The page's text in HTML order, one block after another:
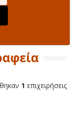
1 επιχειρήσεις